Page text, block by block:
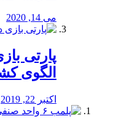
می 14, 2020
پارتی
الگوی
اکتبر 22, 2019